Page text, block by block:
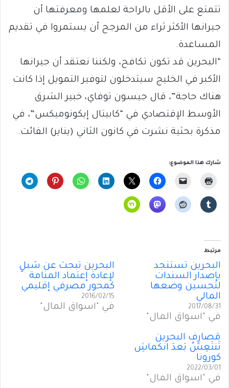
تتمتع على الأقل بالراحة لعلمها ومعرفتها أن
جيرانها الأكثر ثراء من المرجح أن يستمروا في تقديم
المساعدة.
“البحرين قد تكون تكافح، ولكننا نعتقد أن جيرانها
الأكبر في الخليج سيتدخلون لتوفير التمويل إذا كانت
هناك حاجة”، قال جيسون توفاي، خبير الشرق
الأوسط الإقتصادي في “كابيتال إيكونوميكس”، في
مذكرة بحثية نشرت في كانون الثاني (يناير) الفائت.
شارك هذا الموضوع:
مرتبط
البحرين تستنجد
بإصدار السندات
لتحسين وضعها
المالي
2017/08/31
في "أسواق المال"
البحرين تبحث عن سُبلٍ
لإعادة إعتماد المنامة
كمحور مصرفي إقليمي
2016/02/15
في "أسواق المال"
مَصارِفُ البحرين
تَنتَعِشُ بَعدَ انكماشِ
كورونا
2022/03/01
في "أسواق المال"